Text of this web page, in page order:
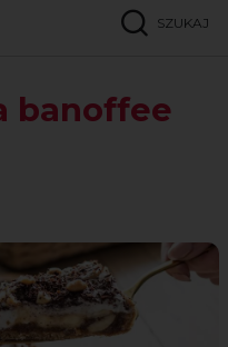
SZUKAJ
banoffee
Pinterest
w serwisie Facebook